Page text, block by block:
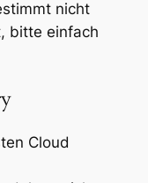
nicht
bitte einfach
Cloud